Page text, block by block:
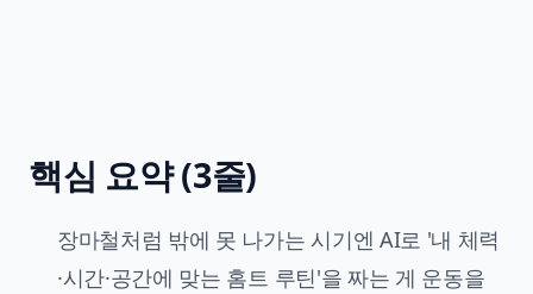
핵심 요약 (3줄)
장마철처럼 밖에 못 나가는 시기엔 AI로 '내 체력
·시간·공간에 맞는 홈트 루틴'을 짜는 게 운동을